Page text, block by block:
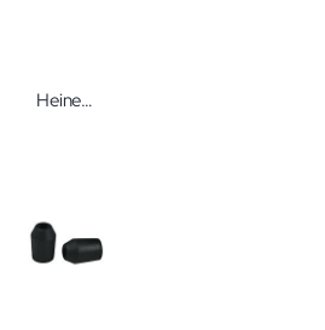
Heine Dauer-Ohrtrichter SANALON In verschiedenen Größen